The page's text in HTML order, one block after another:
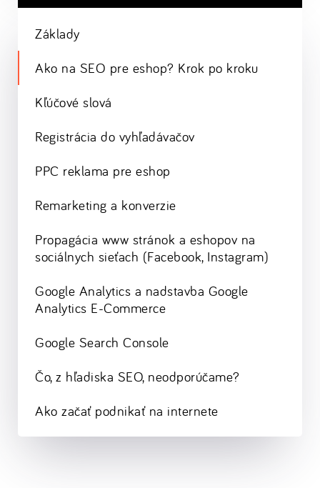
Základy
Ako na SEO pre eshop? Krok po kroku
Kľúčové slová
Registrácia do vyhľadávačov
PPC reklama pre eshop
Remarketing a konverzie
Propagácia www stránok a eshopov na
sociálnych sieťach (Facebook, Instagram)
Google Analytics a nadstavba Google
Analytics E-Commerce
Google Search Console
Čo, z hľadiska SEO, neodporúčame?
Ako začať podnikať na internete